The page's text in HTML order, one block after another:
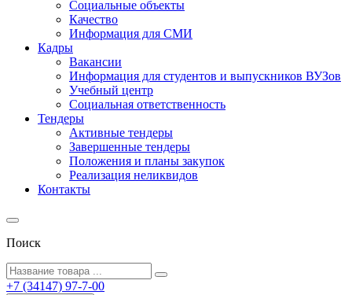
Социальные объекты
Качество
Информация для СМИ
Кадры
Вакансии
Информация для студентов и выпускников ВУЗов
Учебный центр
Социальная ответственность
Тендеры
Активные тендеры
Завершенные тендеры
Положения и планы закупок
Реализация неликвидов
Контакты
Поиск
+7 (34147) 97-7-00